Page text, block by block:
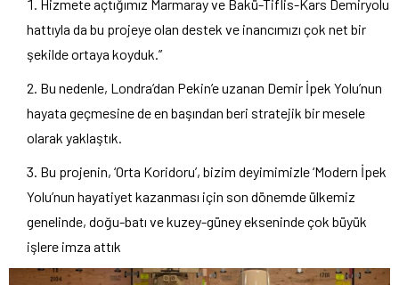
Hizmete açtığımız Marmaray ve Bakü-Tiflis-Kars Demiryolu
hattıyla da bu projeye olan destek ve inancımızı çok net bir
şekilde ortaya koyduk.”
Bu nedenle, Londra’dan Pekin’e uzanan Demir İpek Yolu’nun
hayata geçmesine de en başından beri stratejik bir mesele
olarak yaklaştık.
Bu projenin, ‘Orta Koridoru’, bizim deyimimizle ‘Modern İpek
Yolu’nun hayatiyet kazanması için son dönemde ülkemiz
genelinde, doğu-batı ve kuzey-güney ekseninde çok büyük
işlere imza attık